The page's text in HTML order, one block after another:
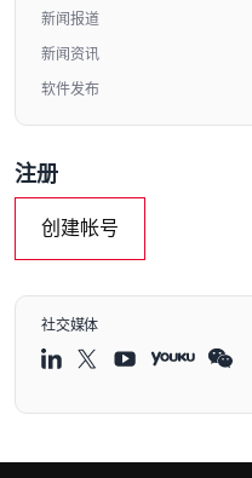
新闻报道
新闻资讯
软件发布
注册
创建帐号
社交媒体